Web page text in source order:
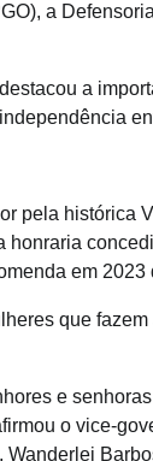
a
a
pela histórica
honraria
em
que
e
o vice-
Wanderlei